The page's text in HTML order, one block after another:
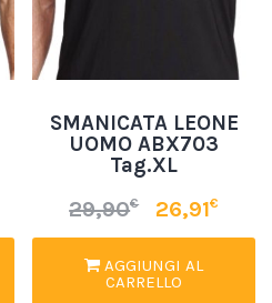
SMANICATA LEONE
UOMO ABX703
Tag.XL
29,90€ 26,91€
AGGIUNGI AL
CARRELLO